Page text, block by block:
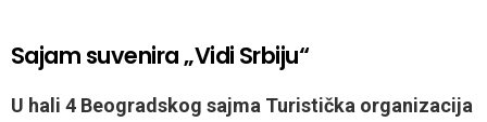
Sajam suvenira „Vidi Srbiju“
U hali 4 Beogradskog sajma Turistička organizacija